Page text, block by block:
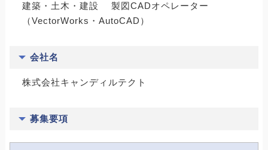
建築・土木・建設 製図CADオペレーター
（VectorWorks・AutoCAD）
会社名
株式会社キャンディルテクト
募集要項